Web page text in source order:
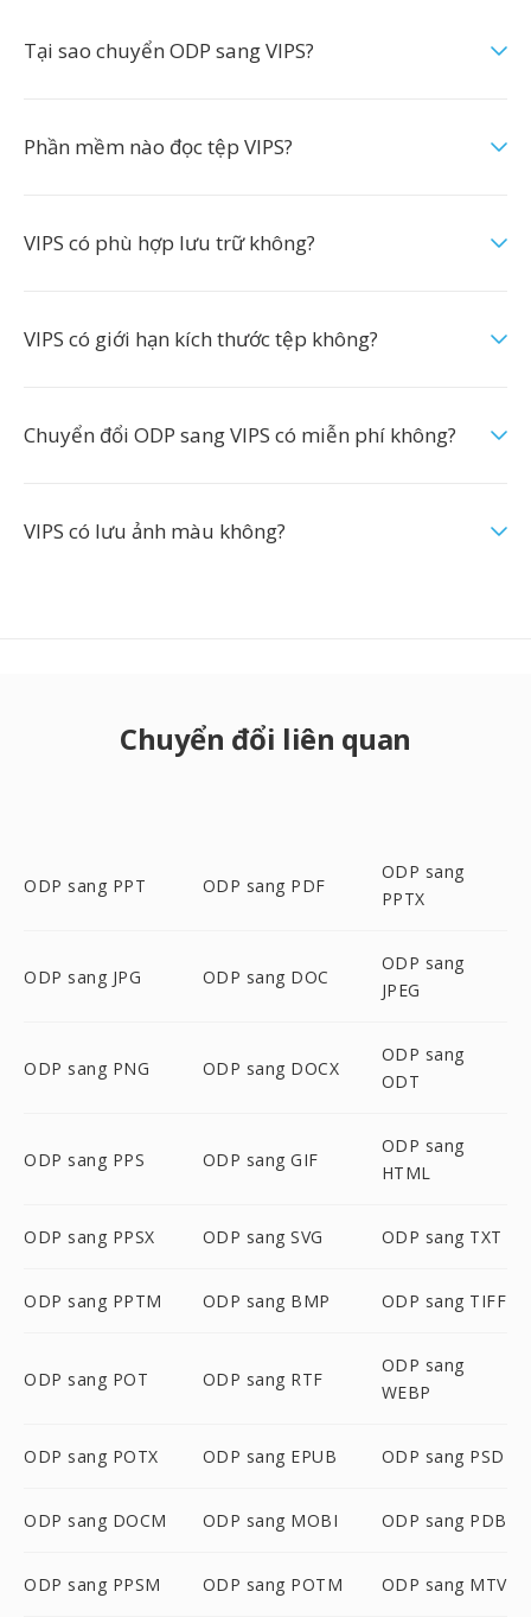
Tại sao chuyển ODP sang VIPS?
Phần mềm nào đọc tệp VIPS?
VIPS có phù hợp lưu trữ không?
VIPS có giới hạn kích thước tệp không?
Chuyển đổi ODP sang VIPS có miễn phí không?
VIPS có lưu ảnh màu không?
Chuyển đổi liên quan
ODP sang PPT ODP sang PDF
ODP sang
PPTX
ODP sang JPG ODP sang DOC
ODP sang
JPEG
ODP sang PNG ODP sang DOCX
ODP sang
ODT
ODP sang PPS ODP sang GIF
ODP sang
HTML
ODP sang PPSX ODP sang SVG ODP sang TXT
ODP sang PPTM ODP sang BMP ODP sang TIFF
ODP sang POT ODP sang RTF
ODP sang
WEBP
ODP sang POTX ODP sang EPUB ODP sang PSD
ODP sang DOCM ODP sang MOBI ODP sang PDB
ODP sang PPSM ODP sang POTM ODP sang MTV